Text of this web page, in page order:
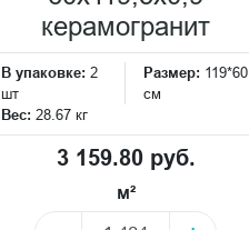
керамогранит
В упаковке: 2
шт
Размер: 119*60
см
Вес: 28.67 кг
3 159.80 руб.
м²